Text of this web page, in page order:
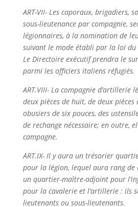
ART-VII- Les caporaux, brigadiers,
sous-lieutenance par compagnie,
légionnaires, à la nomination de
suivant le mode établi par la loi du
Le Directoire exécutif prendra le
parmi les officiers italiens réfugiés.
ART.VIII- La compagnie d’artillerie
deux pièces de huit, de deux pièces
obusiers de six pouces, des
de rechange nécessaire; en outre,
campagne.
ART.IX- Il y aura un trésorier
pour la légion, lequel aura rang de
un quartier-maître-adjoint pour
pour la cavalerie et l’artillerie : ils
lieutenants ou sous-lieutenants.